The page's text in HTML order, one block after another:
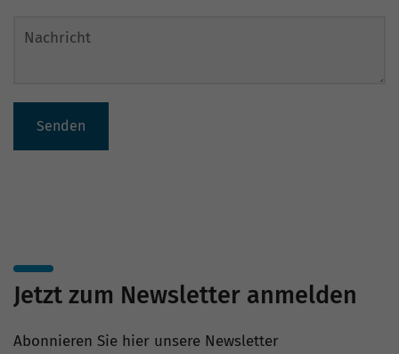
Senden
Jetzt zum Newsletter anmelden
Abonnieren Sie hier unsere Newsletter